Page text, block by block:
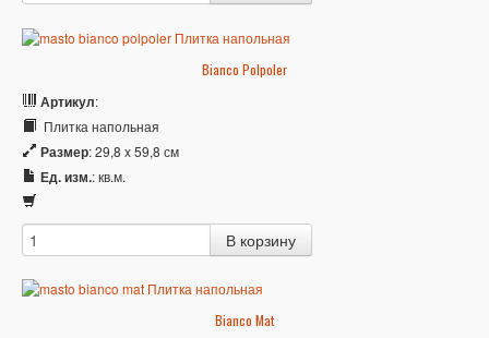
Bianco Polpoler
Артикул:
Плитка напольная
Размер: 29,8 x 59,8 см
Ед. изм.: кв.м.
Bianco Mat